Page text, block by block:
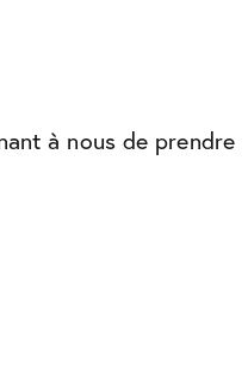
à nous de prendre